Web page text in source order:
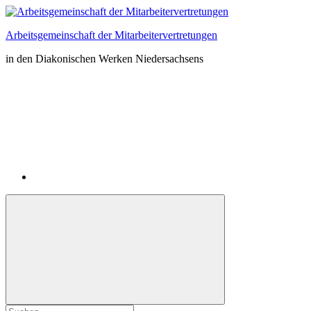
Zum
springen
Arbeitsgemeinschaft der Mitarbeitervertretungen
in den Diakonischen Werken Niedersachsens
Suchformular